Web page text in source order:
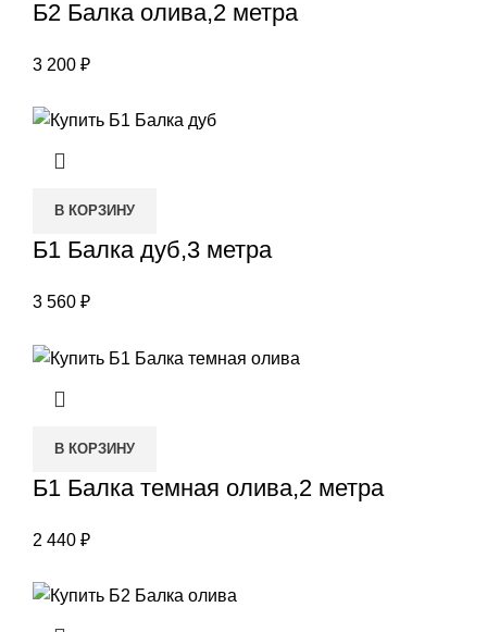
Б2 Балка олива,2 метра
3 200 ₽
В КОРЗИНУ
Б1 Балка дуб,3 метра
3 560 ₽
В КОРЗИНУ
Б1 Балка темная олива,2 метра
2 440 ₽